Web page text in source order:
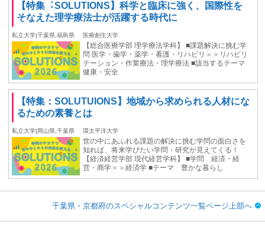
【特集︓SOLUTIONS】科学と臨床に強く、国際性を
そなえた理学療法士が活躍する時代に
私立大学|千葉県,福島県 医療創生大学
【総合医療学部 理学療法学科】 ■課題解決に挑む学
問 医学・歯学・薬学・看護・リハビリ＞＞リハビリ
テーション・作業療法・理学療法 ■該当するテーマ
健康・安全
【特集：SOLUTUIONS】地域から求められる人材にな
るための素養とは
私立大学|岡山県,千葉県 環太平洋大学
世の中にあふれる課題の解決に挑む学問の面白さを
知れば、将来学びたい学問・研究が見えてくる！
【経済経営学部 現代経営学科】 ■学問 経済・経
営・商学＞＞経済学 ■テーマ 豊かな暮らし
千葉県・京都府のスペシャルコンテンツ一覧ページ上部へ